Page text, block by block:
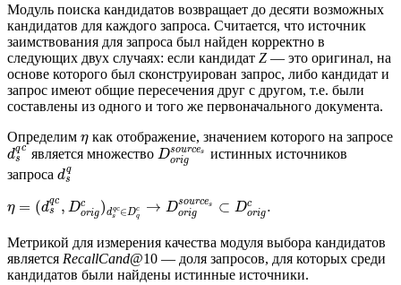
Модуль поиска кандидатов возвращает до десяти возможных
кандидатов для каждого запроса. Считается, что источник
заимствования для запроса был найден корректно в
следующих двух случаях: если кандидат Z — это оригинал, на
основе которого был сконструирован запрос, либо кандидат и
запрос имеют общие пересечения друг с другом, т.е. были
составлены из одного и того же первоначального документа.
Определим ηкак отображение, значением которого на запросе
dq
s
c является множество Dsources
orig
истинных источников
запроса dq
s
η = (dq
s
c , Dc
orig)dqc
s
∈Dc
q
→ Dsources
orig ⊂ Dc
orig.
Метрикой для измерения качества модуля выбора кандидатов
является RecallCand@10 — доля запросов, для которых среди
кандидатов были найдены истинные источники.